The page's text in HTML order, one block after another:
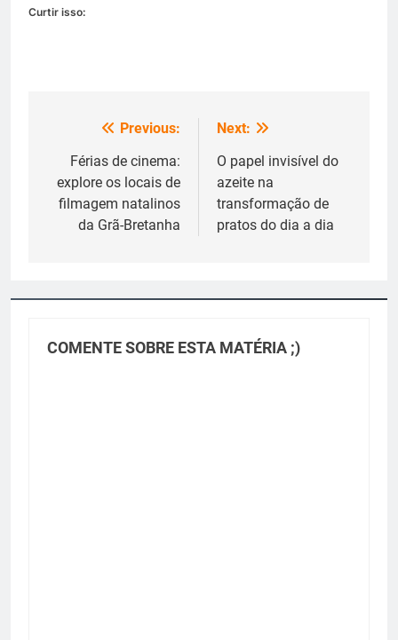
Curtir isso:
Navegação
Post
Previous:
Férias de cinema:
explore os locais de
filmagem natalinos
da Grã-Bretanha
Next:
O papel invisível do
azeite na
transformação de
pratos do dia a dia
COMENTE SOBRE ESTA MATÉRIA ;)